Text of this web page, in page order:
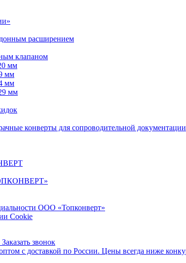
расширением
клапаном
мм
мм
мм
мм
конверты для сопроводительной документации
ООО «Топконверт»
Cookie
Заказать звонок